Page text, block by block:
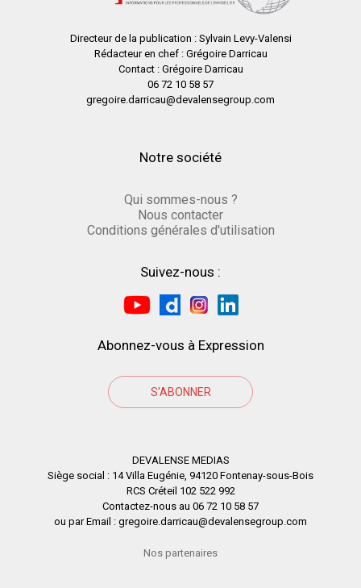
Directeur de la publication : Sylvain Levy-Valensi
Rédacteur en chef : Grégoire Darricau
Contact : Grégoire Darricau
06 72 10 58 57
gregoire.darricau@devalensegroup.com
Notre société
Qui sommes-nous ?
Nous contacter
Conditions générales d'utilisation
Suivez-nous :
Abonnez-vous à Expression
S'ABONNER
DEVALENSE MEDIAS
Siège social : 14 Villa Eugénie, 94120 Fontenay-sous-Bois
RCS Créteil 102 522 992
Contactez-nous au 06 72 10 58 57
ou par Email : gregoire.darricau@devalensegroup.com
Nos partenaires